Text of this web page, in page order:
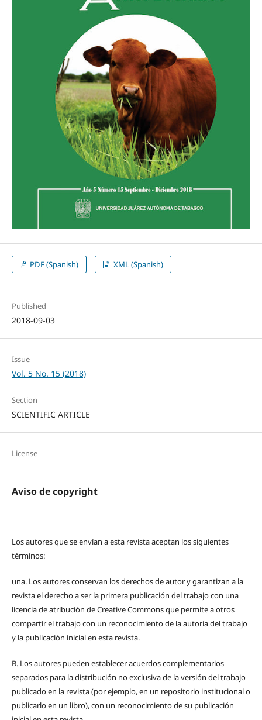
PDF (Spanish) XML (Spanish)
Published
2018-09-03
Issue
Vol. 5 No. 15 (2018)
Section
SCIENTIFIC ARTICLE
License
Aviso de copyright
Los autores que se envían a esta revista aceptan los siguientes
términos:
una. Los autores conservan los derechos de autor y garantizan a la
revista el derecho a ser la primera publicación del trabajo con una
licencia de atribución de Creative Commons que permite a otros
compartir el trabajo con un reconocimiento de la autoría del trabajo
y la publicación inicial en esta revista.
B. Los autores pueden establecer acuerdos complementarios
separados para la distribución no exclusiva de la versión del trabajo
publicado en la revista (por ejemplo, en un repositorio institucional o
publicarlo en un libro), con un reconocimiento de su publicación